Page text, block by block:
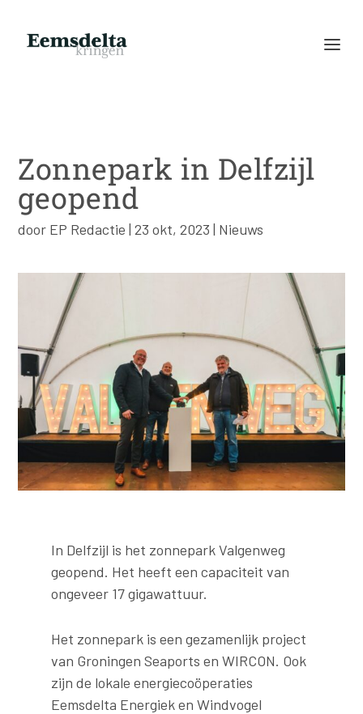
Zonnepark in Delfzijl
geopend
door EP Redactie |23 okt, 2023 | Nieuws
In Delfzijl is het zonnepark Valgenweg
geopend. Het heeft een capaciteit van
ongeveer 17 gigawattuur.
Het zonnepark is een gezamenlijk project
van Groningen Seaports en WIRCON. Ook
zijn de lokale energiecoöperaties
Eemsdelta Energiek en Windvogel